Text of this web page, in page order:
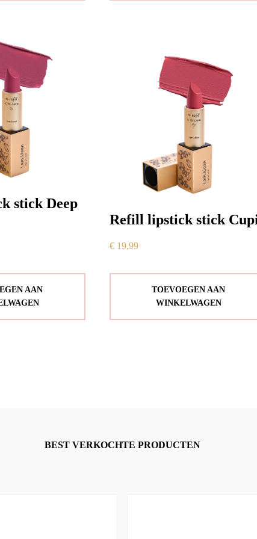
stick Deep
AAN
Refill lipstick stick
€19,99
TOEVOEGEN AAN
WINKELWAGEN
BEST VERKOCHTE PRODUCTEN